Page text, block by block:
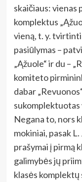
skaičiaus: vienas
komplektus
vieną, t. y.
pasiūlymas –
„Ąžuole“ ir du –
komiteto
dabar
sukomplektuotas
Negana to, nors
mokiniai, pasak
prašymai į pirmą
galimybės jų
klasės